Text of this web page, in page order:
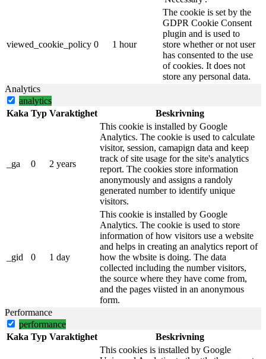
viewed_cookie_policy 0 1 hour
The cookie is set by the
GDPR Cookie Consent
plugin and is used to
store whether or not user
has consented to the use
of cookies. It does not
store any personal data.
Analytics
analytics
Kaka Typ Varaktighet Beskrivning
_ga 0 2 years
This cookie is installed by Google
Analytics. The cookie is used to calculate
visitor, session, camapign data and keep
track of site usage for the site's analytics
report. The cookies store information
anonymously and assigns a randoly
generated number to identify unique
visitors.
_gid 0 1 day
This cookie is installed by Google
Analytics. The cookie is used to store
information of how visitors use a website
and helps in creating an analytics report of
how the wbsite is doing. The data
collected including the number visitors,
the source where they have come from,
and the pages viisted in an anonymous
form.
Performance
performance
Kaka Typ Varaktighet
Beskrivning
This cookies is installed by Google